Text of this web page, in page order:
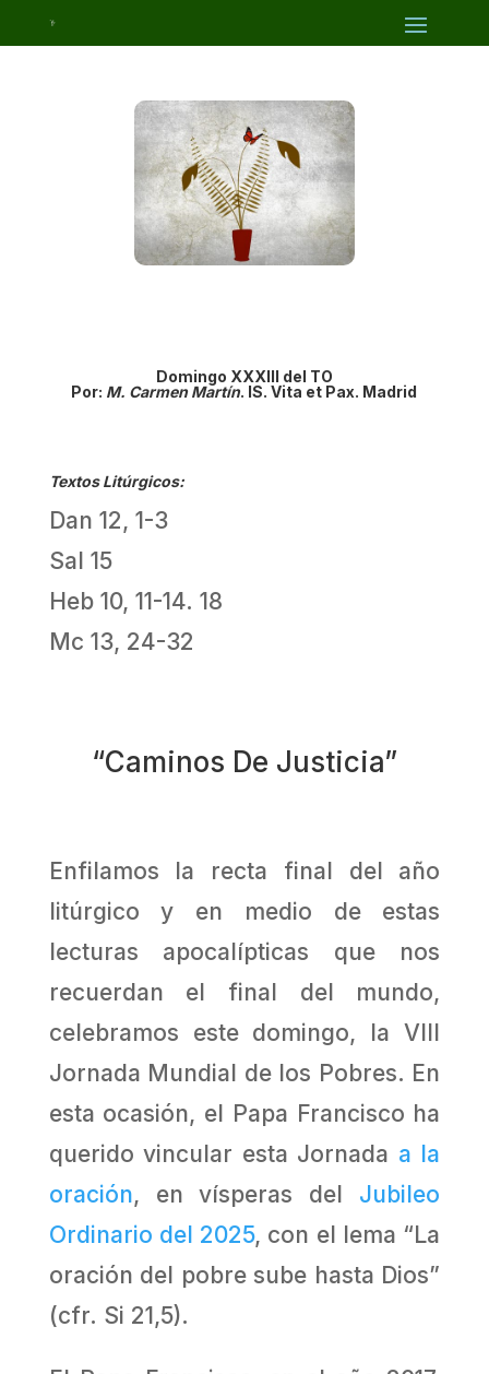
Domingo XXXIII del TO
Por: M. Carmen Martín. IS. Vita et Pax. Madrid
Textos Litúrgicos:
Dan 12, 1-3
Sal 15
Heb 10, 11-14. 18
Mc 13, 24-32
“Caminos De Justicia”
Enfilamos la recta final del año
litúrgico y en medio de estas
lecturas apocalípticas que nos
recuerdan el final del mundo,
celebramos este domingo, la VIII
Jornada Mundial de los Pobres. En
esta ocasión, el Papa Francisco ha
querido vincular esta Jornada a la
oración, en vísperas del Jubileo
Ordinario del 2025, con el lema “La
oración del pobre sube hasta Dios”
(cfr. Si 21,5).